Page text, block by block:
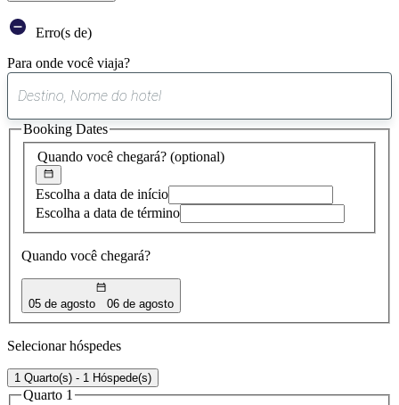
Erro(s de)
Para onde você viaja?
sugestão
encontrada
Quando você chegará? (optional)
Escolha a data de início
Escolha a data de término
Quando você chegará?
05 de agosto 06 de agosto
Booking Dates
Selecionar hóspedes
1 Quarto(s) - 1 Hóspede(s)
Quarto 1